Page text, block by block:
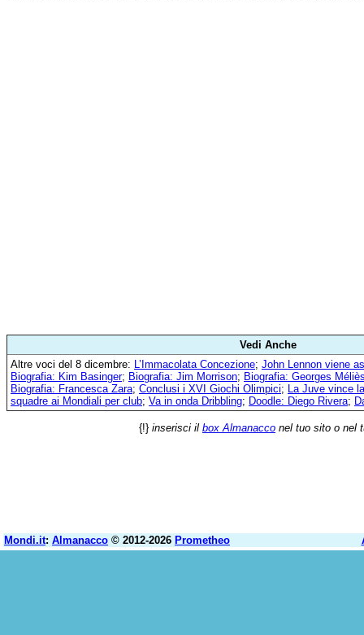
Vedi Anche
Altre voci del 8 dicembre: L’Immacolata Concezione; John Lennon viene
Biografia: Kim Basinger; Biografia: Jim Morrison; Biografia: Georges
Biografia: Francesca Zara; Conclusi i XVI Giochi Olimpici; La Juve vince
squadre ai Mondiali per club; Va in onda Dribbling; Doodle: Diego Rivera;
{!} inserisci il box Almanacco nel tuo sito o nel
Mondi.it: Almanacco © 2012-2026 Prometheo